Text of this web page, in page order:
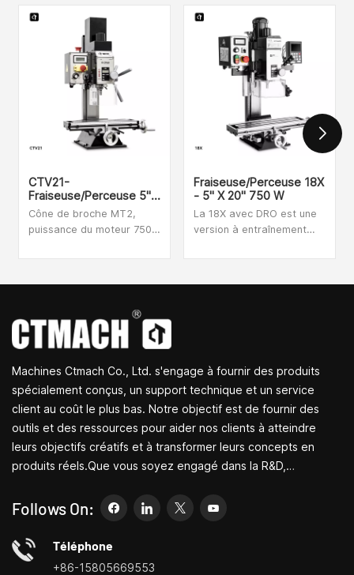
CTV21-
Fraiseuse/perceuse 5"
X 16"
Cône de broche MT2,
puissance du moteur 750
variable, le CTV21 est un
machine-outil convient aux
passionnés individuels,
aux unités de recherche
de bricolage et à d'autres
endroits.
Fraiseuse/perceuse 18X
- 5" X 20" 750 W
La 18X avec DRO est une
version à entraînement
petite fraiseuse populaire
est équipé d'un moteur
sans balais. il est de taille
compacte, a d'excellents
niveaux de précision et
est très bien conçu.
Machines Ctmach Co., Ltd. s'engage à fournir des produits
spécialement conçus, un support technique et un service
client au coût le plus bas. Notre objectif est de fournir des
outils et des ressources pour aider nos clients à atteindre
leurs objectifs créatifs et à transformer leurs concepts en
produits réels.Que vous soyez engagé dans la R&D,
entrepreneur créatif, les petites machines-outils de Bite
peuvent vous permettre de répondre à vos besoins plus
facilement, plus rapidement et de manière plus
économique.Spécialisé dans les centres de personnalisation
Follows On:
Téléphone
+86-15805669553